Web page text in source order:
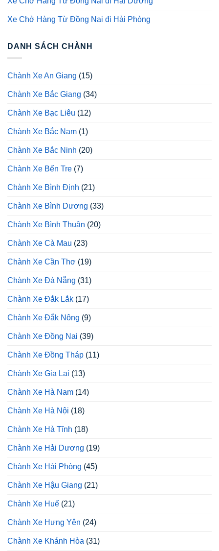
Xe Chở Hàng Từ Đồng Nai đi Hải Phòng
DANH SÁCH CHÀNH
Chành Xe An Giang (15)
Chành Xe Bắc Giang (34)
Chành Xe Bạc Liêu (12)
Chành Xe Bắc Nam (1)
Chành Xe Bắc Ninh (20)
Chành Xe Bến Tre (7)
Chành Xe Bình Định (21)
Chành Xe Bình Dương (33)
Chành Xe Bình Thuận (20)
Chành Xe Cà Mau (23)
Chành Xe Cần Thơ (19)
Chành Xe Đà Nẵng (31)
Chành Xe Đắk Lắk (17)
Chành Xe Đắk Nông (9)
Chành Xe Đồng Nai (39)
Chành Xe Đồng Tháp (11)
Chành Xe Gia Lai (13)
Chành Xe Hà Nam (14)
Chành Xe Hà Nội (18)
Chành Xe Hà Tĩnh (18)
Chành Xe Hải Dương (19)
Chành Xe Hải Phòng (45)
Chành Xe Hậu Giang (21)
Chành Xe Huế (21)
Chành Xe Hưng Yên (24)
Chành Xe Khánh Hòa (31)